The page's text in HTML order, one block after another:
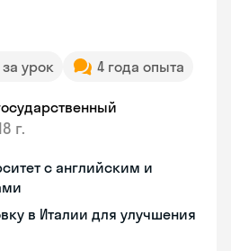
за урок 4 года опыта
г.
с английским и
в Италии для улучшения